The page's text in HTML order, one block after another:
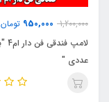
1,200,000
950,000 تومان
عددی "